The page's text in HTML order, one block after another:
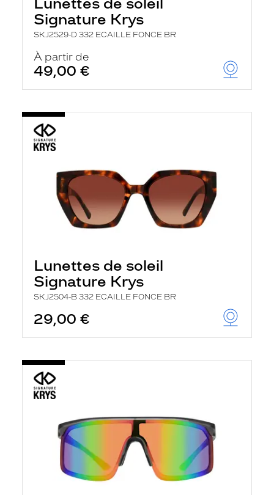
Signature Krys
SKJ2529-D 332 ECAILLE FONCE BR
À partir de
49,00 €
Lunettes de soleil
Signature Krys
SKJ2504-B 332 ECAILLE FONCE BR
29,00 €